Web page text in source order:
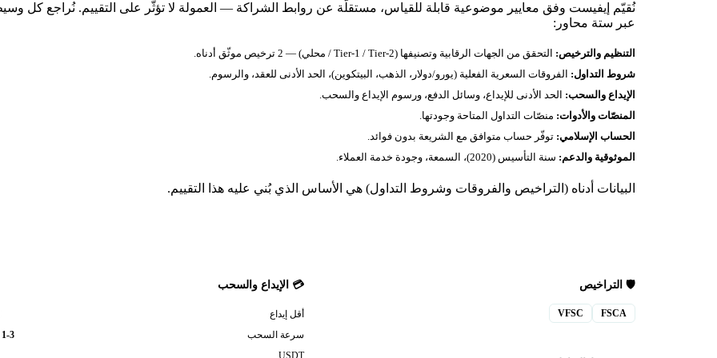
نُقيّم إيفيست وفق معايير موضوعية قابلة للقياس، مستقلّة عن روابط الشراكة — العمولة لا تؤثّر على التقييم. نُراجع كل
عبر ستة محاور:
التنظيم والترخيص: التحقق من الجهات الرقابية وتصنيفها (Tier‑1 / Tier‑2 / محلي) — 2 ترخيص موثّق أدناه.
شروط التداول: الفروقات السعرية الفعلية (يورو/دولار، الذهب، البيتكوين)، الحد الأدنى للعقد، والرسوم.
الإيداع والسحب: الحد الأدنى للإيداع، وسائل الدفع، ورسوم الإيداع والسحب.
المنصّات والأدوات: منصّات التداول المتاحة وجودتها.
الحساب الإسلامي: توفّر حساب متوافق مع الشريعة بدون فوائد.
الموثوقية والدعم: سنة التأسيس (2020)، السمعة، وجودة خدمة العملاء.
البيانات أدناه (التراخيص والفروقات وشروط التداول) هي الأساس الذي بُني عليه هذا التقييم.
🛡️ التراخيص
FSCA
VFSC
💳 الإيداع والسحب
أقل إيداع
سرعة السحب
1-3 أيام
USDT